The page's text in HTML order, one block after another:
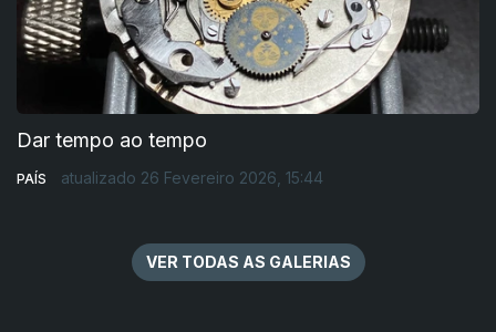
Dar tempo ao tempo
PAÍS atualizado 26 Fevereiro 2026, 15:44
VER TODAS AS GALERIAS